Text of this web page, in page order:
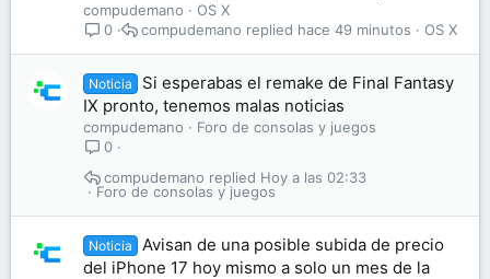
compudemano
OS X
0
OS X
hace 49 minutos
compudemano
Noticia
Si esperabas el remake de Final Fantasy
IX pronto, tenemos malas noticias
compudemano
Foro de consolas y juegos
0
Foro de consolas y juegos
Hoy a las 02:33
compudemano
Noticia
Avisan de una posible subida de precio
del iPhone 17 hoy mismo a solo un mes de la